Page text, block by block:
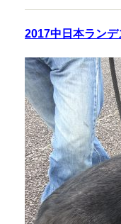
2017中日本ラン